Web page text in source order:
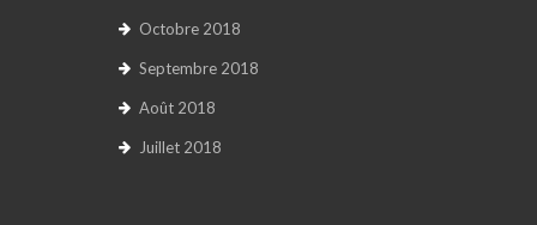
Octobre 2018
Septembre 2018
Août 2018
Juillet 2018